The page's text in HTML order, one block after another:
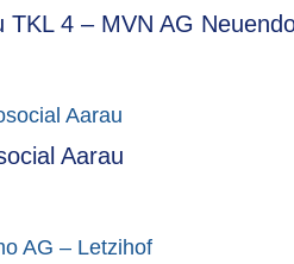
TKL 4 – MVN AG
Aarau